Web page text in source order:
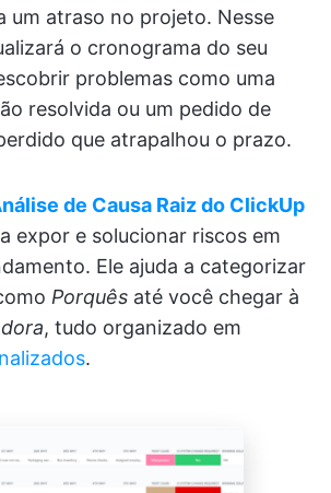
um atraso no projeto. Nesse
o cronograma do seu
problemas como uma
resolvida ou um pedido de
que atrapalhou o prazo.
de Causa Raiz do ClickUp
expor e solucionar riscos em
Ele ajuda a categorizar
Porquês até você chegar à
, tudo organizado em
.